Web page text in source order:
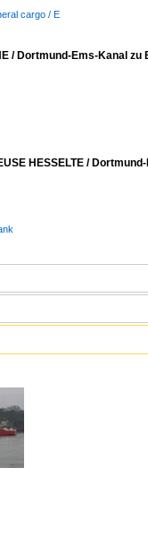
cargo / E
/ Dortmund-Ems-Kanal zu
HESSELTE /